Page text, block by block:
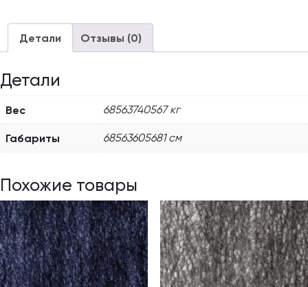
Детали Отзывы (0)
Детали
Вес 68563740567 кг
Габариты 68563605681 см
Похожие товары